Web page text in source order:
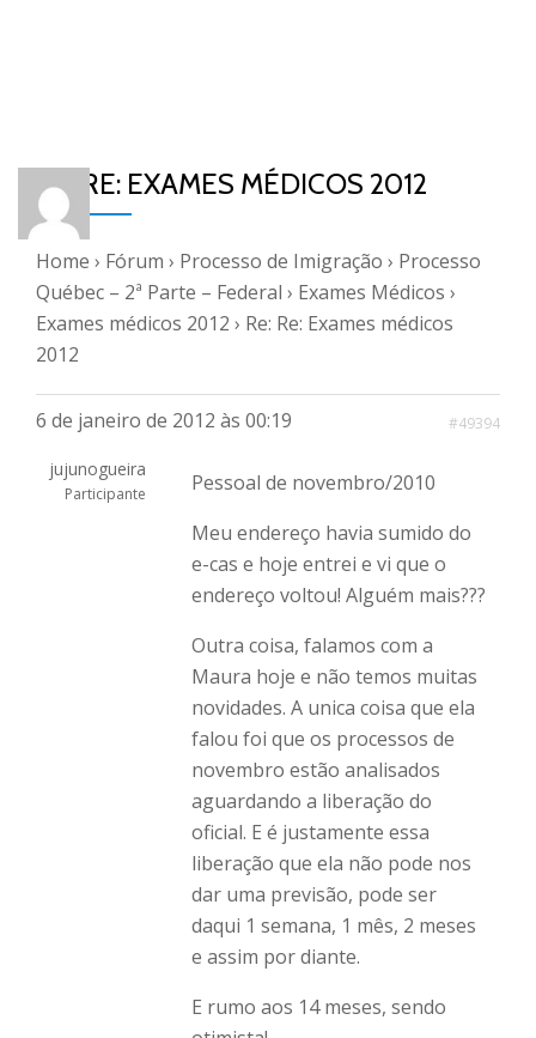
RE: RE: EXAMES MÉDICOS 2012
Home › Fórum › Processo de Imigração › Processo
Québec – 2ª Parte – Federal › Exames Médicos ›
Exames médicos 2012 › Re: Re: Exames médicos
2012
6 de janeiro de 2012 às 00:19 #49394
jujunogueira
Participante
Pessoal de novembro/2010
Meu endereço havia sumido do
e-cas e hoje entrei e vi que o
endereço voltou! Alguém mais???
Outra coisa, falamos com a
Maura hoje e não temos muitas
novidades. A unica coisa que ela
falou foi que os processos de
novembro estão analisados
aguardando a liberação do
oficial. E é justamente essa
liberação que ela não pode nos
dar uma previsão, pode ser
daqui 1 semana, 1 mês, 2 meses
e assim por diante.
E rumo aos 14 meses, sendo